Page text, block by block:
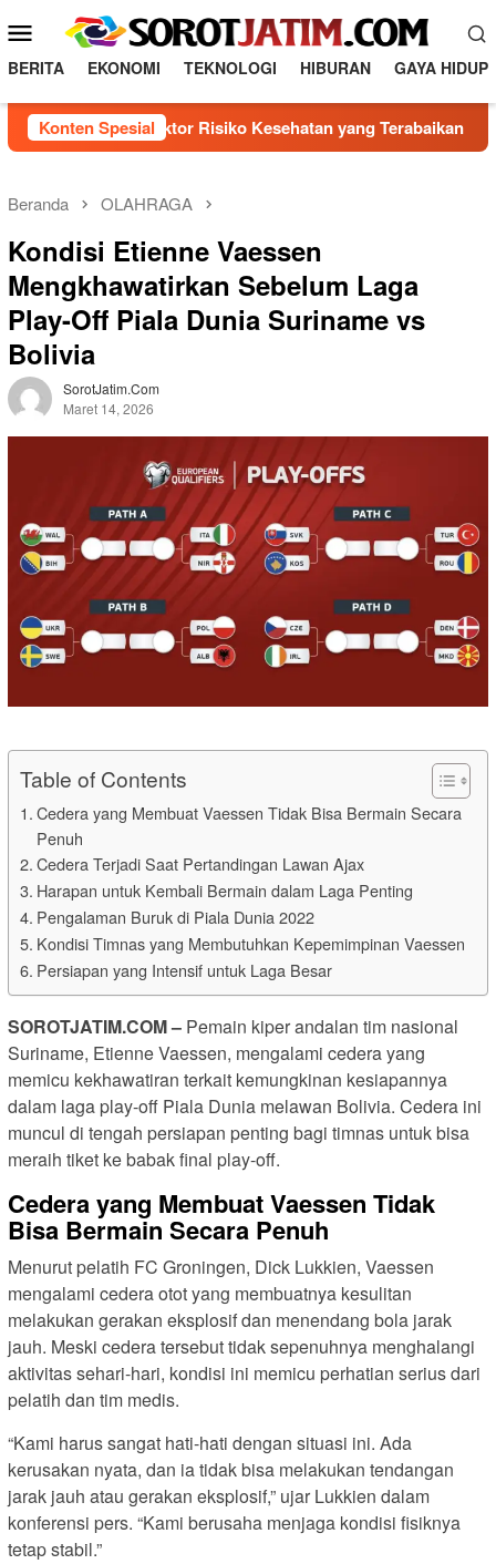
o
a
e
u
M
b
l
e
BERITA EKONOMI TEKNOLOGI HIBURAN GAYA HIDUP
Konten Spesial
5 Faktor Risiko Kesehatan yang Terabaikan
Beranda OLAHRAGA
Kondisi Etienne Vaessen
Mengkhawatirkan Sebelum Laga
Play-Off Piala Dunia Suriname vs
Bolivia
SorotJatim.com
Maret 14, 2026
Table of Contents
Cedera yang Membuat Vaessen Tidak Bisa Bermain Secara
Penuh
Cedera Terjadi Saat Pertandingan Lawan Ajax
Harapan untuk Kembali Bermain dalam Laga Penting
Pengalaman Buruk di Piala Dunia 2022
Kondisi Timnas yang Membutuhkan Kepemimpinan Vaessen
Persiapan yang Intensif untuk Laga Besar
SOROTJATIM.COM – Pemain kiper andalan tim nasional
Suriname, Etienne Vaessen, mengalami cedera yang
memicu kekhawatiran terkait kemungkinan kesiapannya
dalam laga play-off Piala Dunia melawan Bolivia. Cedera ini
muncul di tengah persiapan penting bagi timnas untuk bisa
meraih tiket ke babak final play-off.
Cedera yang Membuat Vaessen Tidak
Bisa Bermain Secara Penuh
Menurut pelatih FC Groningen, Dick Lukkien, Vaessen
mengalami cedera otot yang membuatnya kesulitan
melakukan gerakan eksplosif dan menendang bola jarak
jauh. Meski cedera tersebut tidak sepenuhnya menghalangi
aktivitas sehari-hari, kondisi ini memicu perhatian serius dari
pelatih dan tim medis.
“Kami harus sangat hati-hati dengan situasi ini. Ada
kerusakan nyata, dan ia tidak bisa melakukan tendangan
jarak jauh atau gerakan eksplosif,” ujar Lukkien dalam
konferensi pers. “Kami berusaha menjaga kondisi fisiknya
tetap stabil.”